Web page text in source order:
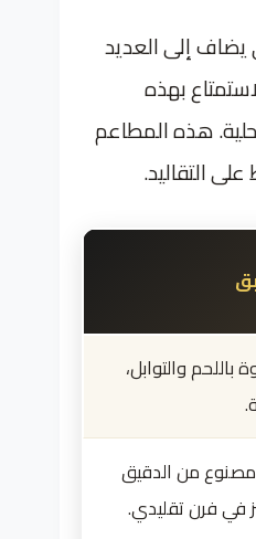
يضاف إلى العديد
بهذه
هذه المطاعم
التقاليد.
باللحم والتوابل،
من الدقيق
في فرن تقليدي.